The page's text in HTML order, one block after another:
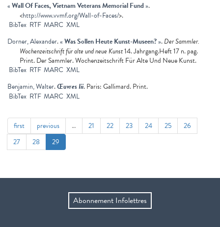
«Wall Of Faces, Vietnam Veterans Memorial Fund».
<http://www.vvmf.org/Wall-of-Faces/>.
BibTex RTF MARC XML
Dorner, Alexander.«Was Sollen Heute Kunst-Museen?».Der Sammler.
Wochenzeitschrift für alte und neue Kunst14. Jahrgang.Heft 17 n. pag.
Print. Der Sammler. Wochenzeitschrift Für Alte Und Neue Kunst.
BibTex RTF MARC XML
Benjamin, Walter.Œuvres Iii. Paris: Gallimard. Print.
BibTex RTF MARC XML
first previous … 21 22 23 24 25
26
27
28 29
Abonnement Infolettres